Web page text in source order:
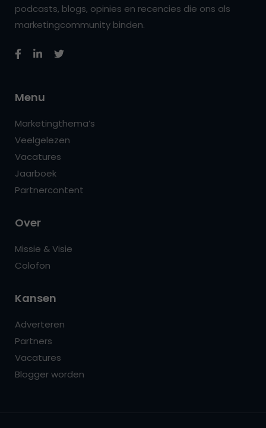
podcasts, blogs, opinies en recencies die ons als
marketingcommunity binden.
Menu
Marketingthema’s
Veelgelezen
Vacatures
Jaarboek
Partnercontent
Over
Missie & Visie
Colofon
Kansen
Adverteren
Partners
Vacatures
Blogger worden